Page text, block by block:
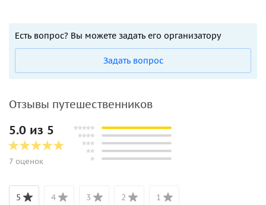
Есть вопрос? Вы можете задать его организатору
Задать вопрос
Отзывы путешественников
5.0 из 5
7 оценок
5 4 3 2 1